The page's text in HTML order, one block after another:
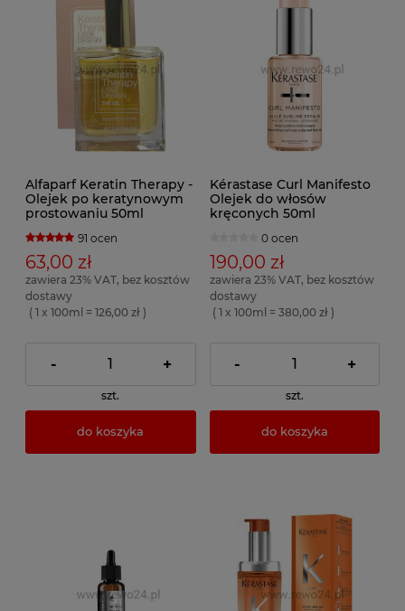
Alfaparf Keratin Therapy -
Olejek po keratynowym
prostowaniu 50ml
91 ocen
63,00 zł
zawiera 23% VAT, bez kosztów
dostawy
( 1 x 100ml = 126,00 zł )
- +
szt.
do koszyka
Kérastase Curl Manifesto
Olejek do włosów
kręconych 50ml
0 ocen
190,00 zł
zawiera 23% VAT, bez kosztów
dostawy
( 1 x 100ml = 380,00 zł )
- +
szt.
do koszyka